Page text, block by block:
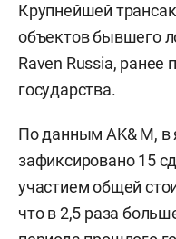
Крупнейшей
объектов бывшего
Raven Russia,
государства.
По данным AK& M,
зафиксировано 15
участием общей
что в 2,5 раза